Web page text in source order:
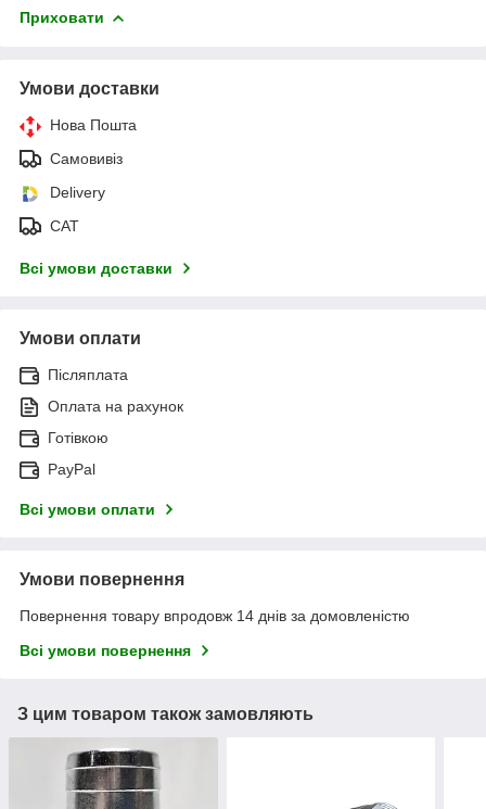
Приховати
Умови доставки
Нова Пошта
Самовивіз
Delivery
САТ
Всі умови доставки
Умови оплати
Післяплата
Оплата на рахунок
Готівкою
PayPal
Всі умови оплати
Умови повернення
Повернення товару впродовж 14 днів за домовленістю
Всі умови повернення
З цим товаром також замовляють